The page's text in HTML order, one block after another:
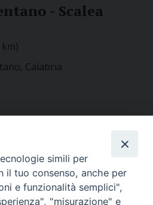
- Scalea
Calabria
simili per
il tuo consenso, anche per
e funzionalità semplici",
"misurazione" e